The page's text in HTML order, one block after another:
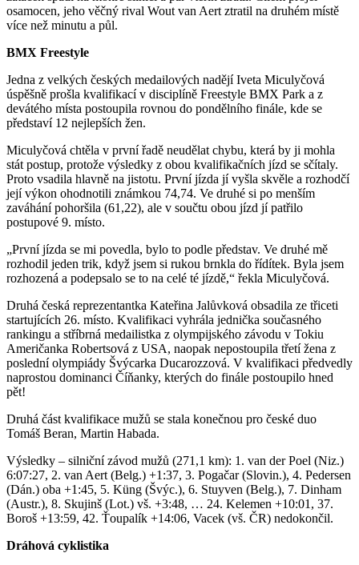
osamocen, jeho věčný rival Wout van Aert ztratil na druhém místě
více než minutu a půl.
BMX Freestyle
Jedna z velkých českých medailových nadějí Iveta Miculyčová
úspěšně prošla kvalifikací v disciplíně Freestyle BMX Park a z
devátého místa postoupila rovnou do pondělního finále, kde se
představí 12 nejlepších žen.
Miculyčová chtěla v první řadě neudělat chybu, která by ji mohla
stát postup, protože výsledky z obou kvalifikačních jízd se sčítaly.
Proto vsadila hlavně na jistotu. První jízda jí vyšla skvěle a rozhodčí
její výkon ohodnotili známkou 74,74. Ve druhé si po menším
zaváhání pohoršila (61,22), ale v součtu obou jízd jí patřilo
postupové 9. místo.
„První jízda se mi povedla, bylo to podle představ. Ve druhé mě
rozhodil jeden trik, když jsem si rukou brnkla do řídítek. Byla jsem
rozhozená a podepsalo se to na celé té jízdě,“ řekla Miculyčová.
Druhá česká reprezentantka Kateřina Jalůvková obsadila ze třiceti
startujících 26. místo. Kvalifikaci vyhrála jednička současného
rankingu a stříbrná medailistka z olympijského závodu v Tokiu
Američanka Robertsová z USA, naopak nepostoupila třetí žena z
poslední olympiády Švýcarka Ducarozzová. V kvalifikaci předvedly
naprostou dominanci Číňanky, kterých do finále postoupilo hned
pět!
Druhá část kvalifikace mužů se stala konečnou pro české duo
Tomáš Beran, Martin Habada.
Výsledky – silniční závod mužů (271,1 km): 1. van der Poel (Niz.)
6:07:27, 2. van Aert (Belg.) +1:37, 3. Pogačar (Slovin.), 4. Pedersen
(Dán.) oba +1:45, 5. Küng (Švýc.), 6. Stuyven (Belg.), 7. Dinham
(Austr.), 8. Skujinš (Lot.) vš. +3:48, … 24. Kelemen +10:01, 37.
Boroš +13:59, 42. Ťoupalík +14:06, Vacek (vš. ČR) nedokončil.
Dráhová cyklistika